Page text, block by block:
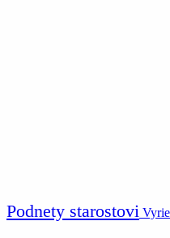
Podnety starostovi